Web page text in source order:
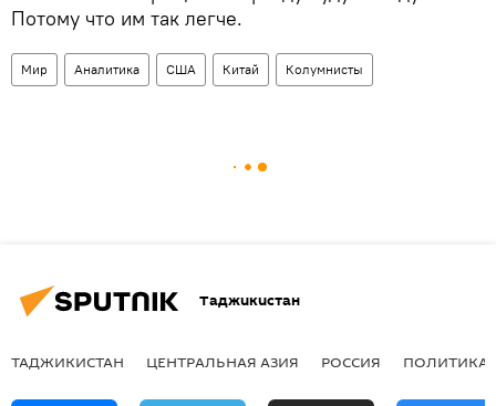
Потому что им так легче.
Мир Аналитика США Китай Колумнисты
Таджикистан
ТАДЖИКИСТАН ЦЕНТРАЛЬНАЯ АЗИЯ РОССИЯ ПОЛИТИКА